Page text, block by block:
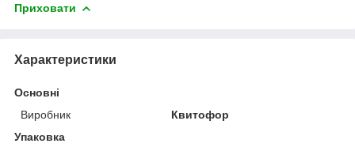
Приховати
Характеристики
Основні
Виробник
Квитофор
Упаковка